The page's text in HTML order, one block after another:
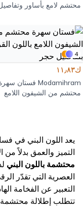
محتشم لامع بأساور
4
ك١١٫٨٣
Modamihram فستان
محتشم من الشيفون اللامع
يعد اللون البني في
التميز والعمق بدلاً من
محتشمة باللون البني
العصرية التي تقدّر
التعبير عن الفخامة
تتطلب إطلالة